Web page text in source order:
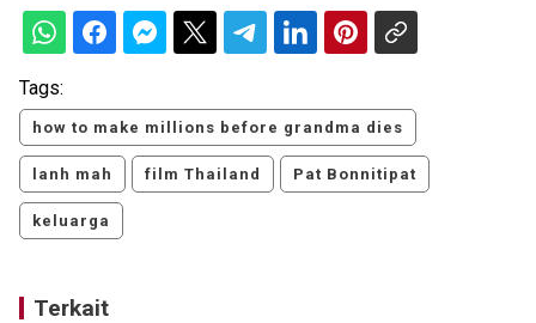
Tags:
how to make millions before grandma dies
lanh mah film Thailand Pat Bonnitipat
keluarga
Terkait